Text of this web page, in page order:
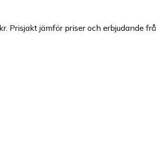
Prisjakt jämför priser och erbjudande